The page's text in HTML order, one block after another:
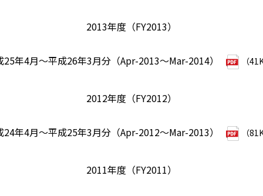
2013年度（FY2013）
25年4月～平成26年3月分（Apr-2013～Mar-2014） （
2012年度（FY2012）
24年4月～平成25年3月分（Apr-2012～Mar-2013） （
2011年度（FY2011）